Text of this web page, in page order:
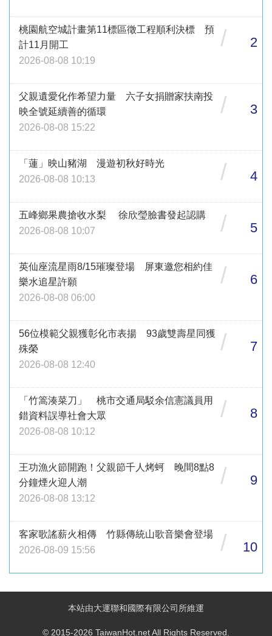
桃園航空城計畫第11標區徵工程順利決標 預
計11月開工
2026-08-08 10:19
/ 2
父親遺愛化作希望力量 六子女捐贈家扶南投
映全號延續善的循環
2026-08-08 15:22
/ 3
「蓮」映山豬湖 漫遊初秋好時光
2026-08-08 10:13
/ 4
五峰鄉果農搶收水梨 徐欣瑩臉書發起認購
2026-08-08 10:07
/ 5
英仙座流星雨8/15璀璨登場 屏東邀您相約佳
樂水追星許願
2026-08-08 06:00
/ 6
56位模範父親獲彰化市表揚 93歲雙壽星同獲
殊榮
2026-08-08 12:40
/ 7
「竹篙湊菜刀」 桃市交通局駁余信憲議員用
錯資料誤導社會大眾
2026-08-08 10:12
/ 8
王功漁火節開跑！父親節千人烤蚵 晚間8點8
分鐘煙火迎人潮
2026-08-08 13:12
/ 9
客家歌謠薪火相傳 竹縣傳統山歌音樂會登場
2026-08-09 15:56
/ 10
本站由大運聯和國際有限公司所維運
© 2015-2026 TaiwanHot.net All Rights Reserved.